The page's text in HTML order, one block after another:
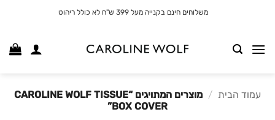
משלוחים חינם בקנייה מעל 399 ש"ח לא כולל ריהוט
עמוד הבית /
מוצרים המתויגים “CAROLINE WOLF TISSUE
BOX COVER”